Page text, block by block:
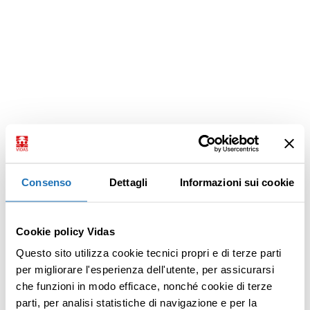
Consenso Dettagli Informazioni sui cookie
Cookie policy Vidas
Questo sito utilizza cookie tecnici propri e di terze parti
per migliorare l'esperienza dell'utente, per assicurarsi
che funzioni in modo efficace, nonché cookie di terze
parti, per analisi statistiche di navigazione e per la